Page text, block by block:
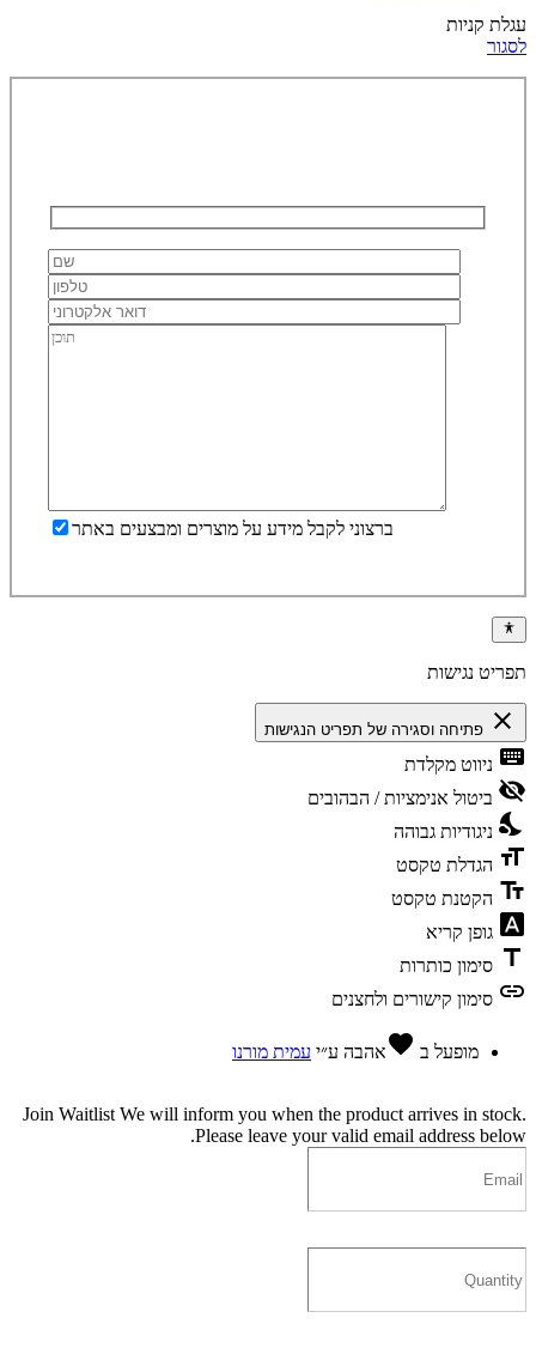
עגלת קניות
לסגור
ברצוני לקבל מידע על מוצרים ומבצעים באתר
תפריט נגישות
close פתיחה וסגירה של תפריט הנגישות
keyboard ניווט מקלדת
visibility_off ביטול אנימציות / הבהובים
nights_stay ניגודיות גבוהה
format_size הגדלת טקסט
text_fields הקטנת טקסט
font_download גופן קריא
title סימון כותרות
link סימון קישורים ולחצנים
מופעל ב favoriteאהבה ע״י עמית מורנו
Join Waitlist We will inform you when the product arrives in stock.
Please leave your valid email address below.